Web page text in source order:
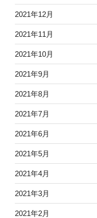
2021年12月
2021年11月
2021年10月
2021年9月
2021年8月
2021年7月
2021年6月
2021年5月
2021年4月
2021年3月
2021年2月